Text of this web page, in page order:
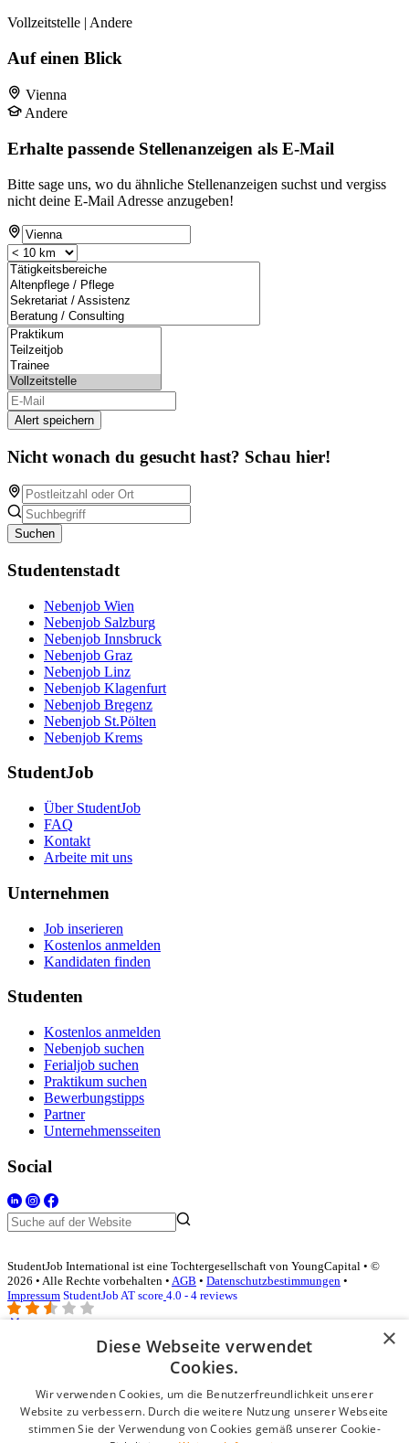
Vollzeitstelle | Andere
Auf einen Blick
Vienna
Andere
Erhalte passende Stellenanzeigen als E-Mail
Bitte sage uns, wo du ähnliche Stellenanzeigen suchst und vergiss
nicht deine E-Mail Adresse anzugeben!
Alert speichern
Nicht wonach du gesucht hast? Schau hier!
Suchen
Studentenstadt
Nebenjob Wien
Nebenjob Salzburg
Nebenjob Innsbruck
Nebenjob Graz
Nebenjob Linz
Nebenjob Klagenfurt
Nebenjob Bregenz
Nebenjob St.Pölten
Nebenjob Krems
StudentJob
Über StudentJob
FAQ
Kontakt
Arbeite mit uns
Unternehmen
Job inserieren
Kostenlos anmelden
Kandidaten finden
Studenten
Kostenlos anmelden
Nebenjob suchen
Ferialjob suchen
Praktikum suchen
Bewerbungstipps
Partner
Unternehmensseiten
Social
StudentJob International ist eine Tochtergesellschaft von YoungCapital • ©
2026 • Alle Rechte vorbehalten • AGB • Datenschutzbestimmungen •
Impressum StudentJob AT score 4.0 - 4 reviews
Login für Unternehmen
E-Mail*
Passwort
×
Diese Webseite verwendet
Cookies.
Wir verwenden Cookies, um die Benutzerfreundlichkeit unserer
Website zu verbessern. Durch die weitere Nutzung unserer Webseite
stimmen Sie der Verwendung von Cookies gemäß unserer Cookie-